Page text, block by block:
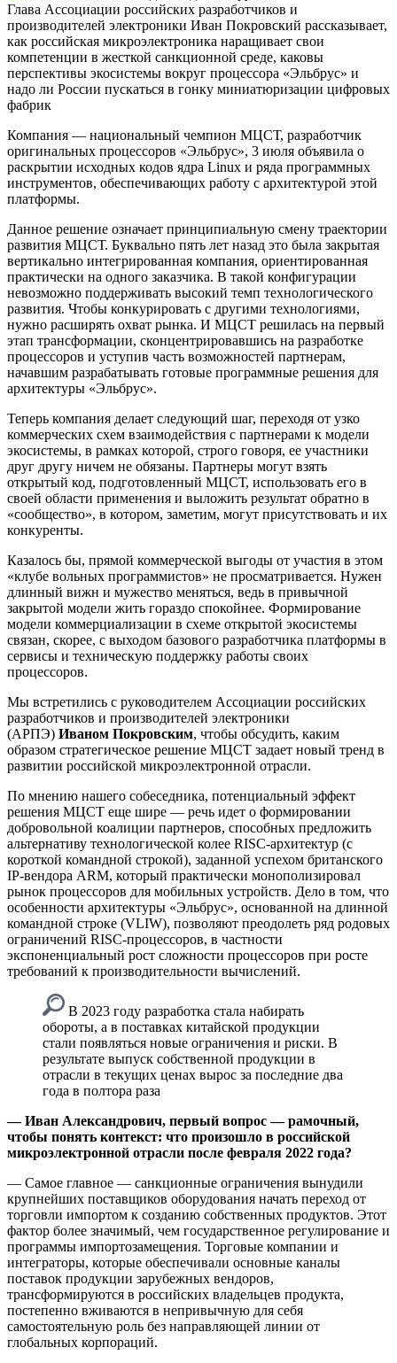
Глава Ассоциации российских разработчиков и
производителей электроники Иван Покровский рассказывает,
как российская микроэлектроника наращивает свои
компетенции в жесткой санкционной среде, каковы
перспективы экосистемы вокруг процессора «Эльбрус» и
надо ли России пускаться в гонку миниатюризации цифровых
фабрик
Компания — национальный чемпион МЦСТ, разработчик
оригинальных процессоров «Эльбрус», 3 июля объявила о
раскрытии исходных кодов ядра Linux и ряда программных
инструментов, обеспечивающих работу с архитектурой этой
платформы.
Данное решение означает принципиальную смену траектории
развития МЦСТ. Буквально пять лет назад это была закрытая
вертикально интегрированная компания, ориентированная
практически на одного заказчика. В такой конфигурации
невозможно поддерживать высокий темп технологического
развития. Чтобы конкурировать с другими технологиями,
нужно расширять охват рынка. И МЦСТ решилась на первый
этап трансформации, сконцентрировавшись на разработке
процессоров и уступив часть возможностей партнерам,
начавшим разрабатывать готовые программные решения для
архитектуры «Эльбрус».
Теперь компания делает следующий шаг, переходя от узко
коммерческих схем взаимодействия с партнерами к модели
экосистемы, в рамках которой, строго говоря, ее участники
друг другу ничем не обязаны. Партнеры могут взять
открытый код, подготовленный МЦСТ, использовать его в
своей области применения и выложить результат обратно в
«сообщество», в котором, заметим, могут присутствовать и их
конкуренты.
Казалось бы, прямой коммерческой выгоды от участия в этом
«клубе вольных программистов» не просматривается. Нужен
длинный вижн и мужество меняться, ведь в привычной
закрытой модели жить гораздо спокойнее. Формирование
модели коммерциализации в схеме открытой экосистемы
связан, скорее, с выходом базового разработчика платформы в
сервисы и техническую поддержку работы своих
процессоров.
Мы встретились с руководителем Ассоциации российских
разработчиков и производителей электроники
(АРПЭ) Иваном Покровским, чтобы обсудить, каким
образом стратегическое решение МЦСТ задает новый тренд в
развитии российской микроэлектронной отрасли.
По мнению нашего собеседника, потенциальный эффект
решения МЦСТ еще шире — речь идет о формировании
добровольной коалиции партнеров, способных предложить
альтернативу технологической колее RISC-архитектур (с
короткой командной строкой), заданной успехом британского
IP-вендора ARM, который практически монополизировал
рынок процессоров для мобильных устройств. Дело в том, что
особенности архитектуры «Эльбрус», основанной на длинной
командной строке (VLIW), позволяют преодолеть ряд родовых
ограничений RISC-процессоров, в частности
экспоненциальный рост сложности процессоров при росте
требований к производительности вычислений.
В 2023 году разработка стала набирать
обороты, а в поставках китайской продукции
стали появляться новые ограничения и риски. В
результате выпуск собственной продукции в
отрасли в текущих ценах вырос за последние два
года в полтора раза
— Иван Александрович, первый вопрос — рамочный,
чтобы понять контекст: что произошло в российской
микроэлектронной отрасли после февраля 2022 года?
— Самое главное — санкционные ограничения вынудили
крупнейших поставщиков оборудования начать переход от
торговли импортом к созданию собственных продуктов. Этот
фактор более значимый, чем государственное регулирование и
программы импортозамещения. Торговые компании и
интеграторы, которые обеспечивали основные каналы
поставок продукции зарубежных вендоров,
трансформируются в российских владельцев продукта,
постепенно вживаются в непривычную для себя
самостоятельную роль без направляющей линии от
глобальных корпораций.